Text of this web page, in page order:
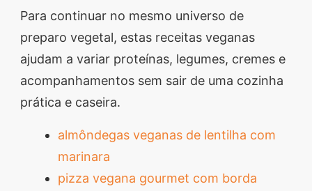
Para continuar no mesmo universo de
preparo vegetal, estas receitas veganas
ajudam a variar proteínas, legumes, cremes e
acompanhamentos sem sair de uma cozinha
prática e caseira.
almôndegas veganas de lentilha com
marinara
pizza vegana gourmet com borda